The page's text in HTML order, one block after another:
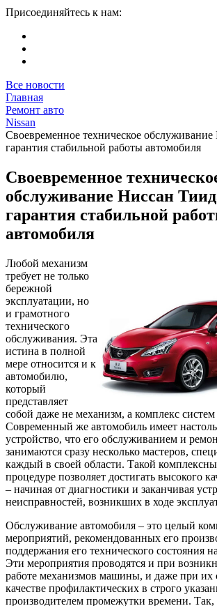
Присоединяйтесь к нам:
Все новости
Главная
Ремонт авто
Nissan
Своевременное техническое
гарантия стабильной работы автомобиля
Своевременное
обслуживание Ниссан
гарантия стабильной
автомобиля
Любой механизм
требует не только
бережной
эксплуатации, но
и грамотного
технического
обслуживания. Эта
истина в полной
мере относится и к
автомобилю,
который
представляет
собой даже не механизм, а комплекс
Современный же автомобиль имеет
устройство, что его обслуживанием и
занимаются сразу несколько мастеров,
каждый в своей области. Такой
процедуре позволяет достигать высокого
– начиная от диагностики и заканчивая
неисправностей, возникших в ходе
Обслуживание автомобиля – это целый
мероприятий, рекомендованных его
поддержания его технического состояния
Эти мероприятия проводятся и при
работе механизмов машины, и даже при их
качестве профилактических в строго
производителем промежутки времени.